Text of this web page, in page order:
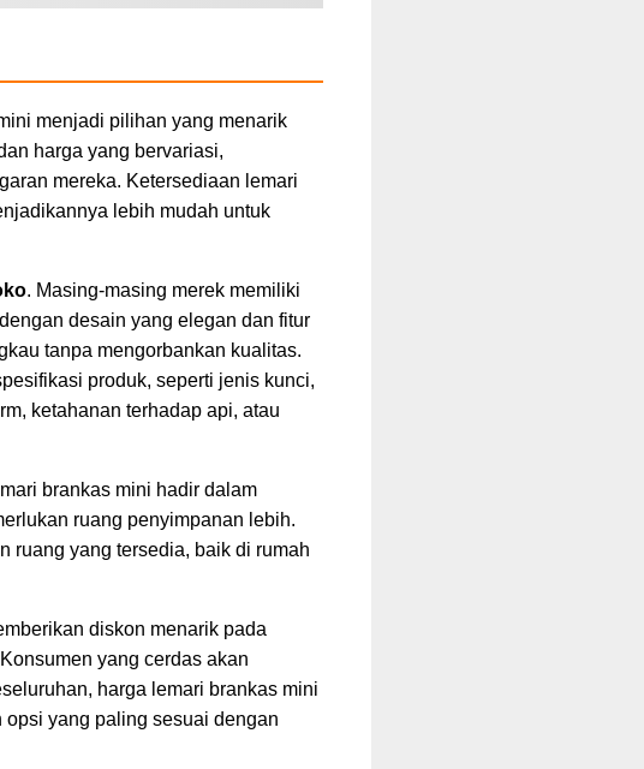
menjadi pilihan yang menarik
harga yang bervariasi,
mereka. Ketersediaan lemari
lebih mudah untuk
. Masing-masing merek memiliki
desain yang elegan dan fitur
tanpa mengorbankan kualitas.
produk, seperti jenis kunci,
ketahanan terhadap api, atau
brankas mini hadir dalam
ruang penyimpanan lebih.
ruang yang tersedia, baik di rumah
diskon menarik pada
yang cerdas akan
harga lemari brankas mini
yang paling sesuai dengan